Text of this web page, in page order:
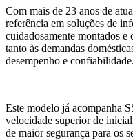
Com mais de 23 anos de
referência em soluções de
cuidadosamente montados
tanto às demandas
desempenho e confiabilidade.
Este modelo já acompanha
velocidade superior de
de maior segurança para os